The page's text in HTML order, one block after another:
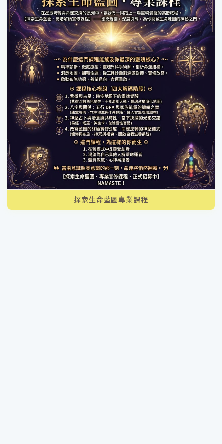
探索生命藍圖專業課程